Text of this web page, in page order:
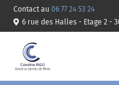
Contact au 06 77 24 53 24
6 rue des Halles - Etage 2 -